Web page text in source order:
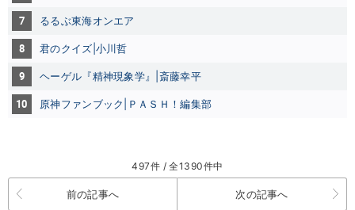
7 るるぶ東海オンエア
8 君のクイズ|小川哲
9 ヘーゲル『精神現象学』|斎藤幸平
10 原神ファンブック|ＰＡＳＨ！編集部
497件 / 全1390件中
前の記事へ 次の記事へ